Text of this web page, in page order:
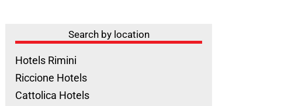
Search by location
Hotels Rimini
Riccione Hotels
Cattolica Hotels